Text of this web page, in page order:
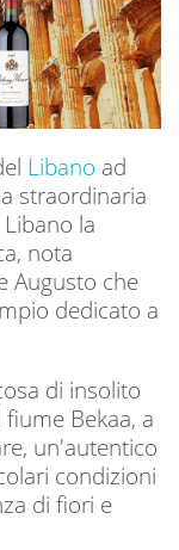
Libano ad
straordinaria
la
nota
Augusto che
dedicato a
di insolito
Bekaa, a
un'autentico
condizioni
di fiori e